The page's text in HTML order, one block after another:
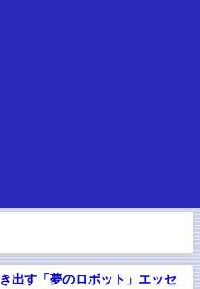
出す「夢のロボット」エッセ